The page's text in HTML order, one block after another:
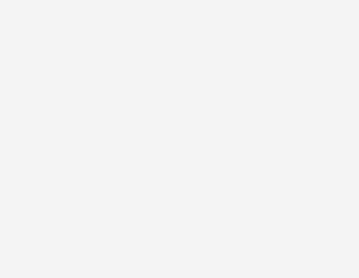
existierten jedoch besondere Bedingungen.
im Jahr 2022 konnten insbesondere im
viele Bestellungen erst im Frühjahr 2023
in diesem Zeitraum der Absatz („Gerät wird
nicht der zu diesem Zeitpunkt tatsächlich
(„Auftrag des Endkunden“ bzw. „Einbau“)
24 branchenweit noch in den Regalen.
Markus Staudt: „Die letztjährige Debatte